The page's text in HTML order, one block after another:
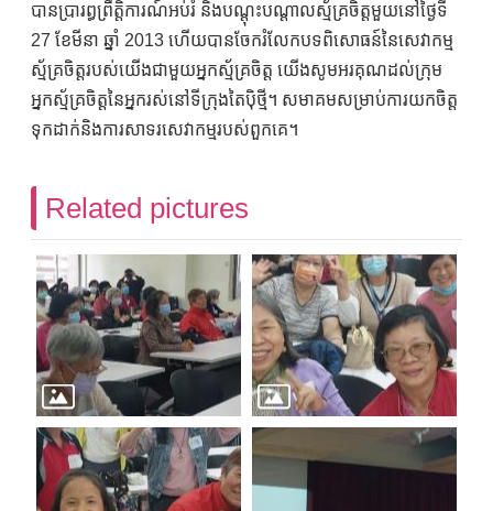
បានប្រារព្ធព្រឹត្តិការណ៍អប់រំ និងបណ្តុះបណ្តាលស្ម័គ្រចិត្តមួយនៅថ្ងៃទី
27 ខែមីនា ឆ្នាំ 2013 ហើយបានចែករំលែកបទពិសោធន៍នៃសេវាកម្ម
ស្ម័គ្រចិត្តរបស់យើងជាមួយអ្នកស្ម័គ្រចិត្ត យើងសូមអរគុណដល់ក្រុម
អ្នកស្ម័គ្រចិត្តនៃអ្នករស់នៅទីក្រុងតៃប៉ិថ្មី។ សមាគមសម្រាប់ការយកចិត្ត
ទុកដាក់និងការសាទរសេវាកម្មរបស់ពួកគេ។
Related pictures